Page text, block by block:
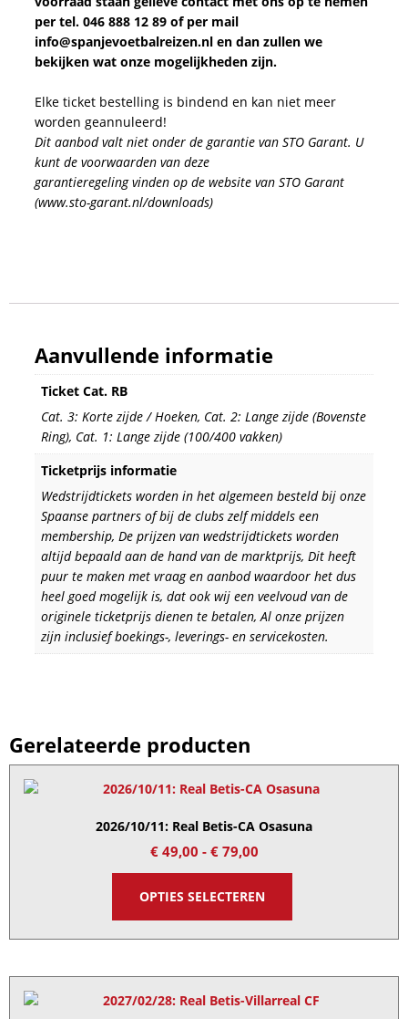
per tel. 046 888 12 89 of per mail
info@spanjevoetbalreizen.nl en dan zullen we
bekijken wat onze mogelijkheden zijn.
Elke ticket bestelling is bindend en kan niet meer
worden geannuleerd!
Dit aanbod valt niet onder de garantie van STO Garant. U
kunt de voorwaarden van deze
garantieregeling vinden op de website van STO Garant
(www.sto-garant.nl/downloads)
Aanvullende informatie
Ticket Cat. RB
Cat. 3: Korte zijde / Hoeken, Cat. 2: Lange zijde (Bovenste
Ring), Cat. 1: Lange zijde (100/400 vakken)
Ticketprijs informatie
Wedstrijdtickets worden in het algemeen besteld bij onze
Spaanse partners of bij de clubs zelf middels een
membership, De prijzen van wedstrijdtickets worden
altijd bepaald aan de hand van de marktprijs, Dit heeft
puur te maken met vraag en aanbod waardoor het dus
heel goed mogelijk is, dat ook wij een veelvoud van de
originele ticketprijs dienen te betalen, Al onze prijzen
zijn inclusief boekings-, leverings- en servicekosten.
Gerelateerde producten
2026/10/11: Real Betis-CA Osasuna
€49,00 - €79,00
OPTIES SELECTEREN